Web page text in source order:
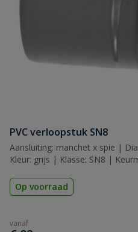
PVC verloopstuk SN8
Aansluiting: manchet x spie |
Kleur: grijs | Klasse: SN8 |
Op voorraad
vanaf